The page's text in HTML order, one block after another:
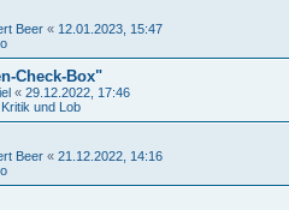
Beer « 12.01.2023, 15:47
Check-Box"
« 29.12.2022, 17:46
und Lob
Beer « 21.12.2022, 14:16